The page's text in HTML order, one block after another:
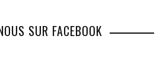
SUR FACEBOOK